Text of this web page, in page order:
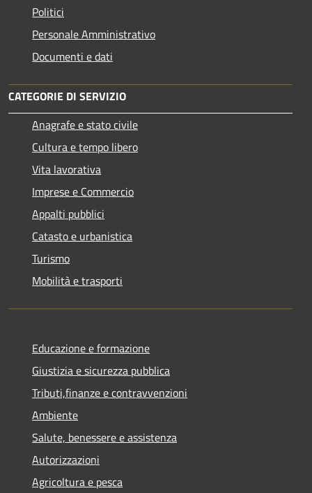
Politici
Personale Amministrativo
Documenti e dati
CATEGORIE DI SERVIZIO
Anagrafe e stato civile
Cultura e tempo libero
Vita lavorativa
Imprese e Commercio
Appalti pubblici
Catasto e urbanistica
Turismo
Mobilità e trasporti
Educazione e formazione
Giustizia e sicurezza pubblica
Tributi,finanze e contravvenzioni
Ambiente
Salute, benessere e assistenza
Autorizzazioni
Agricoltura e pesca